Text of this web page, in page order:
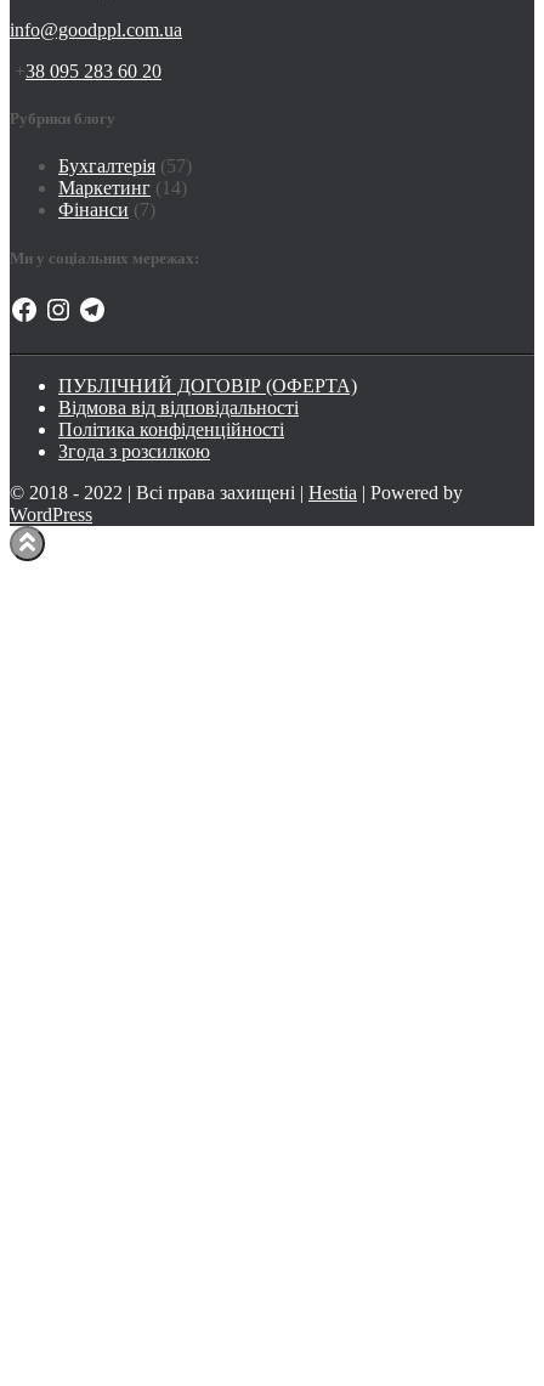
info@goodppl.com.ua
+38 095 283 60 20
Рубрики блогу
Бухгалтерія (57)
Маркетинг (14)
Фінанси (7)
Ми у соціальних мережах:
Facebook
InstagramTelegram
ПУБЛІЧНИЙ ДОГОВІР (ОФЕРТА)
Відмова від відповідальності
Політика конфіденційності
Згода з розсилкою
© 2018 - 2022 | Всі права захищені | Hestia | Powered by
WordPress